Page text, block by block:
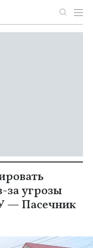
угрозы
— Пасечник